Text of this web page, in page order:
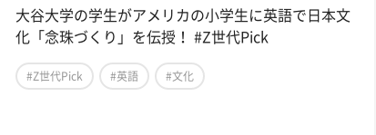
大谷大学の学生がアメリカの小学生に英語で日本文
化「念珠づくり」を伝授！ #Z世代Pick
#Z世代Pick #英語 #文化